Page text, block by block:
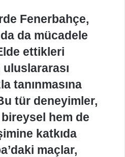
Fenerbahçe,
da mücadele
ettikleri
uluslararası
tanınmasına
tür deneyimler,
hem de
katkıda
maçlar,